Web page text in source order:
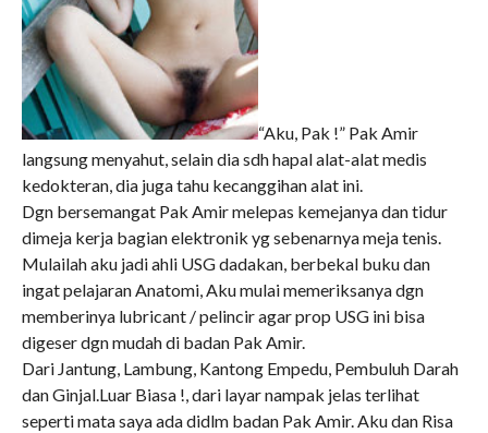
“Aku, Pak !” Pak Amir
langsung menyahut, selain dia sdh hapal alat-alat medis
kedokteran, dia juga tahu kecanggihan alat ini.
Dgn bersemangat Pak Amir melepas kemejanya dan tidur
dimeja kerja bagian elektronik yg sebenarnya meja tenis.
Mulailah aku jadi ahli USG dadakan, berbekal buku dan
ingat pelajaran Anatomi, Aku mulai memeriksanya dgn
memberinya lubricant / pelincir agar prop USG ini bisa
digeser dgn mudah di badan Pak Amir.
Dari Jantung, Lambung, Kantong Empedu, Pembuluh Darah
dan Ginjal.Luar Biasa !, dari layar nampak jelas terlihat
seperti mata saya ada didlm badan Pak Amir. Aku dan Risa